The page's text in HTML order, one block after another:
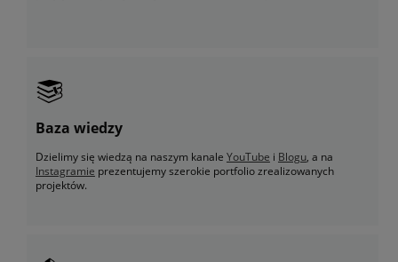
Baza wiedzy
Dzielimy się wiedzą na naszym kanale YouTube i Blogu, a na
Instagramie prezentujemy szerokie portfolio zrealizowanych
projektów.